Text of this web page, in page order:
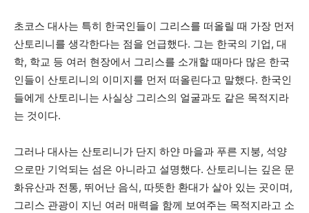
초코스 대사는 특히 한국인들이 그리스를 떠올릴 때 가장 먼저
산토리니를 생각한다는 점을 언급했다. 그는 한국의 기업, 대
학, 학교 등 여러 현장에서 그리스를 소개할 때마다 많은 한국
인들이 산토리니의 이미지를 먼저 떠올린다고 말했다. 한국인
들에게 산토리니는 사실상 그리스의 얼굴과도 같은 목적지라
는 것이다.
그러나 대사는 산토리니가 단지 하얀 마을과 푸른 지붕, 석양
으로만 기억되는 섬은 아니라고 설명했다. 산토리니는 깊은 문
화유산과 전통, 뛰어난 음식, 따뜻한 환대가 살아 있는 곳이며,
그리스 관광이 지닌 여러 매력을 함께 보여주는 목적지라고 소